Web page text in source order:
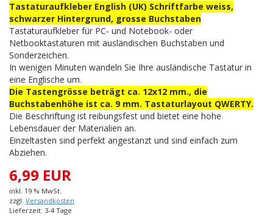
Tastaturaufkleber English (UK) Schriftfarbe weiss,
schwarzer Hintergrund, grosse Buchstaben
Tastaturaufkleber für PC- und Notebook- oder
Netbooktastaturen mit ausländischen Buchstaben und
Sonderzeichen.
In wenigen Minuten wandeln Sie Ihre ausländische Tastatur in
eine Englische um.
Die Tastengrösse beträgt ca. 12x12 mm., die
Buchstabenhöhe ist ca. 9 mm. Tastaturlayout QWERTY.
Die Beschriftung ist reibungsfest und bietet eine hohe
Lebensdauer der Materialien an.
Einzeltasten sind perfekt angestanzt und sind einfach zum
Abziehen.
6,99 EUR
inkl. 19 % MwSt.
zzgl. Versandkosten
Lieferzeit: 3-4 Tage